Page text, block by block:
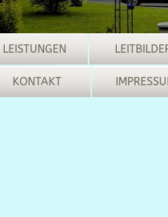
LEISTUNGEN
KONTAKT